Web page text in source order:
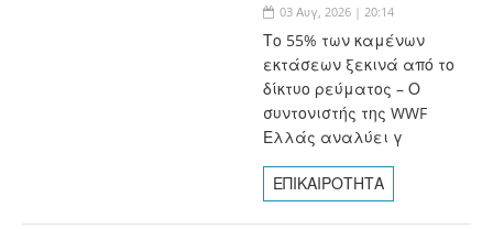
03 Αυγ, 2026 | 20:14
Το 55% των καμένων
εκτάσεων ξεκινά από το
δίκτυο ρεύματος – Ο
συντονιστής της WWF
Ελλάς αναλύει γ
ΕΠΙΚΑΙΡΟΤΗΤΑ